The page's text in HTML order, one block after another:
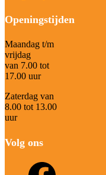
Openingstijden
Maandag t/m
vrijdag
van 7.00 tot
17.00 uur
Zaterdag van
8.00 tot 13.00
uur
Volg ons